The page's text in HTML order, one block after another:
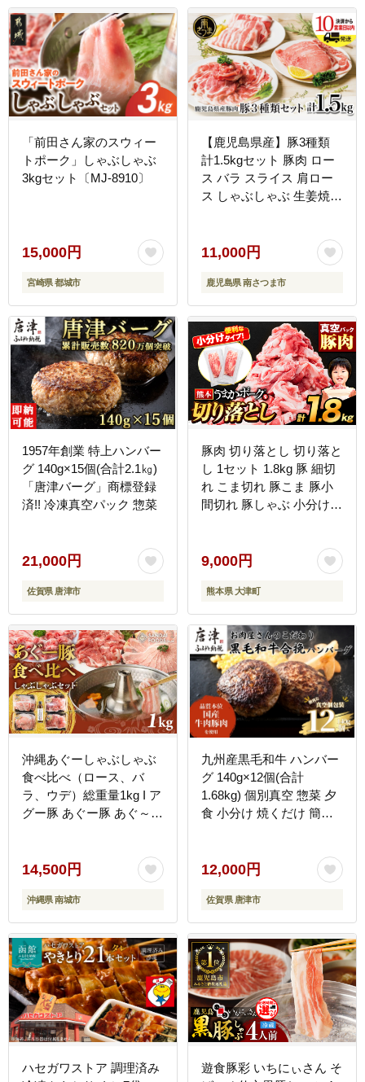
「前田さん家のスウィー
トポーク」しゃぶしゃぶ
3kgセット〔MJ-8910〕
15,000円
宮崎県 都城市
【鹿児島県産】豚3種類
計1.5kgセット 豚肉 ロー
ス バラ スライス 肩ロー
ス しゃぶしゃぶ 生姜焼き
11,000円
鹿児島県 南さつま市
1957年創業 特上ハンバー
グ 140g×15個(合計2.1㎏)
「唐津バーグ」商標登録
済!! 冷凍真空パック 惣菜
21,000円
佐賀県 唐津市
豚肉 切り落とし 切り落と
し 1セット 1.8kg 豚 細切
れ こま切れ 豚こま 豚小
間切れ 豚しゃぶ 小分け
空パック 簡易包装 冷凍
《7-14日以内に出荷予定
(土日祝除く)》---
oz_lcl_69_1800g---
9,000円
熊本県 大津町
沖縄あぐーしゃぶしゃぶ
食べ比べ（ロース、バ
ラ、ウデ）総重量1kg I ア
グー豚 あぐー豚 あぐ～豚
ース バラ ウデ 1000g 1kg
沖縄県 南城市 ふるさと納
税 （有）三大食品
14,500円
沖縄県 南城市
九州産黒毛和牛 ハンバー
グ 140g×12個(合計
1.68kg) 個別真空 惣菜 夕
食 小分け 焼くだけ 簡単
12,000円
佐賀県 唐津市
ハセガワストア 調理済み
遊食豚彩 いちにぃさん そ